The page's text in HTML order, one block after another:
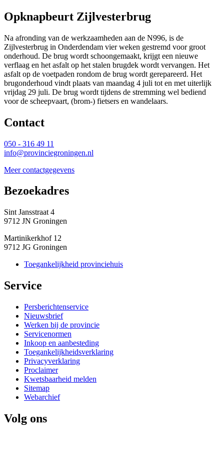
Opknapbeurt Zijlvesterbrug
Na afronding van de werkzaamheden aan de N996, is de
Zijlvesterbrug in Onderdendam vier weken gestremd voor groot
onderhoud. De brug wordt schoongemaakt, krijgt een nieuwe
verflaag en het asfalt op het stalen brugdek wordt vervangen. Het
asfalt op de voetpaden rondom de brug wordt gerepareerd. Het
brugonderhoud vindt plaats van maandag 4 juli tot en met uiterlijk
vrijdag 29 juli. De brug wordt tijdens de stremming wel bediend
voor de scheepvaart, (brom-) fietsers en wandelaars.
Contact
050 - 316 49 11
info@provinciegroningen.nl
Meer contactgegevens
Bezoekadres
Sint Jansstraat 4
9712 JN Groningen
Martinikerkhof 12
9712 JG Groningen
Toegankelijkheid provinciehuis
Service
Persberichtenservice
Nieuwsbrief
Werken bij de provincie
Servicenormen
Inkoop en aanbesteding
Toegankelijkheidsverklaring
Privacyverklaring
Proclaimer
Kwetsbaarheid melden
Sitemap
Webarchief
Volg ons